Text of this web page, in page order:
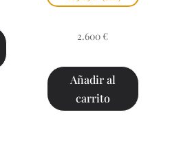
2.600 €
Añadir al
carrito